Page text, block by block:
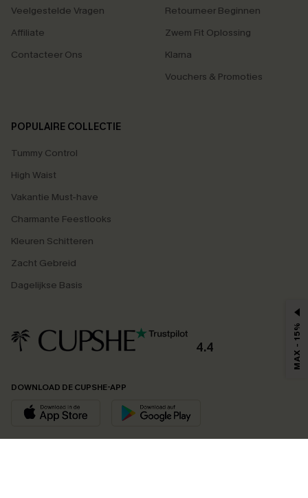
Veelgestelde Vragen
Affiliate
Contacteer Ons
Retourneer Beginnen
Zwem Fit Oplossing
Klarna
Vouchers & Promoties
POPULAIRE COLLECTIE
Tummy Control
High Waist
Vakantie Must-have
Charmante Feestlooks
Kleuren Schitteren
Zacht Gebreid
Dagelijkse Basis
4.4
DOWNLOAD DE CUPSHE-APP
MAX - 15%